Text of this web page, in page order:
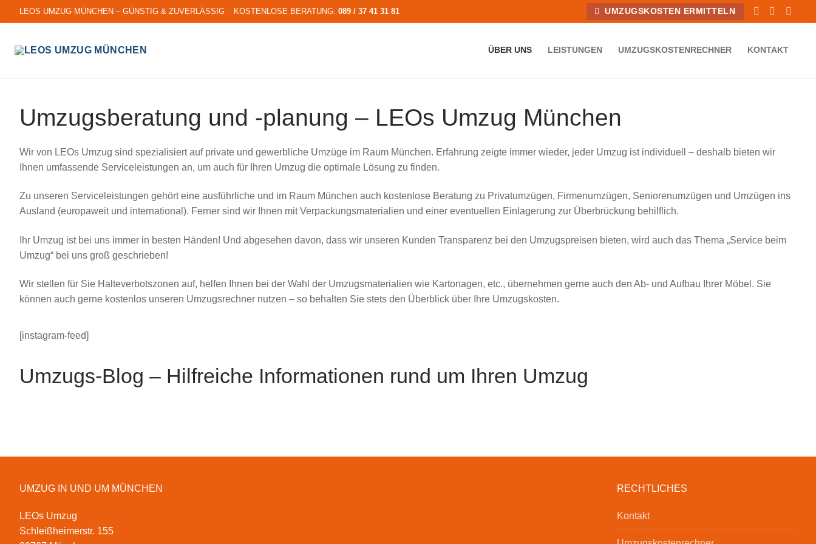
Inhalt
LEOS UMZUG MÜNCHEN – GÜNSTIG & ZUVERLÄSSIG KOSTENLOSE BERATUNG: 089 / 37 41 31 81 UMZUGSKOSTEN ERMITTELN
ÜBER UNS LEISTUNGEN UMZUGSKOSTENRECHNER KONTAKT
Umzugsberatung und -planung – LEOs Umzug München
Wir von LEOs Umzug sind spezialisiert auf private und gewerbliche Umzüge im Raum München. Erfahrung zeigte immer wieder, jeder Umzug ist individuell – deshalb bieten wir
Ihnen umfassende Serviceleistungen an, um auch für Ihren Umzug die optimale Lösung zu finden.
Zu unseren Serviceleistungen gehört eine ausführliche und im Raum München auch kostenlose Beratung zu Privatumzügen, Firmenumzügen, Seniorenumzügen und Umzügen ins
Ausland (europaweit und international). Ferner sind wir Ihnen mit Verpackungsmaterialien und einer eventuellen Einlagerung zur Überbrückung behilflich.
Ihr Umzug ist bei uns immer in besten Händen! Und abgesehen davon, dass wir unseren Kunden Transparenz bei den Umzugspreisen bieten, wird auch das Thema „Service beim
Umzug“ bei uns groß geschrieben!
Wir stellen für Sie Halteverbotszonen auf, helfen Ihnen bei der Wahl der Umzugsmaterialien wie Kartonagen, etc., übernehmen gerne auch den Ab- und Aufbau Ihrer Möbel. Sie
können auch gerne kostenlos unseren Umzugsrechner nutzen – so behalten Sie stets den Überblick über Ihre Umzugskosten.
[instagram-feed]
Umzugs-Blog – Hilfreiche Informationen rund um Ihren Umzug
UMZUG IN UND UM MÜNCHEN
LEOs Umzug
Schleißheimerstr. 155
RECHTLICHES
Kontakt